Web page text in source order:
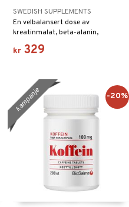
SWEDISH SUPPLEMENTS
En velbalansert dose av
kreatinmalat, beta-alanin,
adaptogener og oppkvikkende samt
fokuseringsøkende stoffer.
kr 329
kampanje -20%